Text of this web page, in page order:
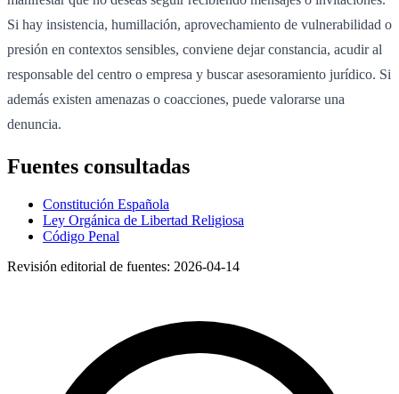
Si hay insistencia, humillación, aprovechamiento de vulnerabilidad o
presión en contextos sensibles, conviene dejar constancia, acudir al
responsable del centro o empresa y buscar asesoramiento jurídico. Si
además existen amenazas o coacciones, puede valorarse una
denuncia.
Fuentes consultadas
Constitución Española
Ley Orgánica de Libertad Religiosa
Código Penal
Revisión editorial de fuentes: 2026-04-14